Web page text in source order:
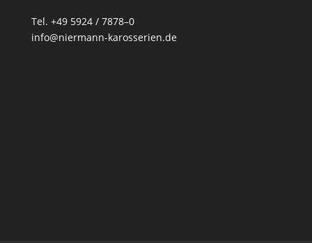
Tel. +49 5924 / 7878–0
info@niermann-karosserien.de